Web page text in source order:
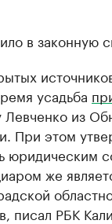
в законную
усадьба
Левченко из
При этом
юридическим
же
писал РБК